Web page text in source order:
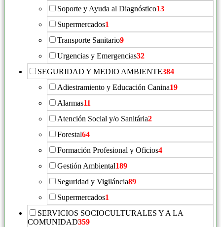
Soporte y Ayuda al Diagnóstico13
Supermercados1
Transporte Sanitario9
Urgencias y Emergencias32
SEGURIDAD Y MEDIO AMBIENTE384
Adiestramiento y Educación Canina19
Alarmas11
Atención Social y/o Sanitária2
Forestal64
Formación Profesional y Oficios4
Gestión Ambiental189
Seguridad y Vigiláncia89
Supermercados1
SERVICIOS SOCIOCULTURALES Y A LA
COMUNIDAD359